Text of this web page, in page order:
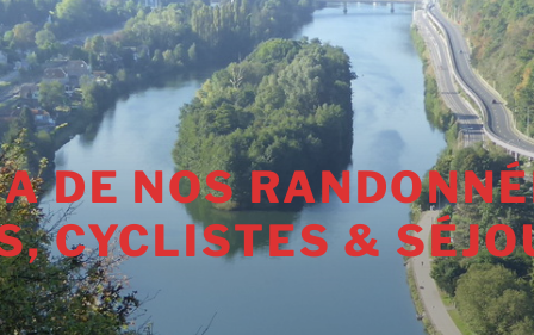
DE NOS
CYCLISTES &